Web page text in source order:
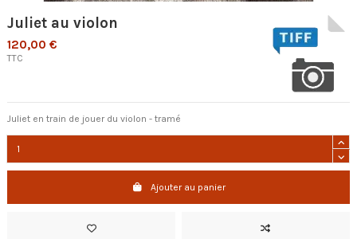
Juliet au violon
120,00 €
TTC
Juliet en train de jouer du violon - tramé
Ajouter au panier